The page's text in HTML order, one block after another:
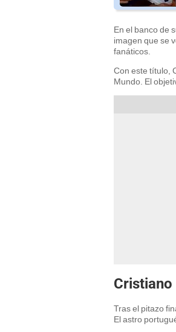
En el banco de
imagen que se
fanáticos.
Con este título,
Mundo. El
Tras el pitazo
El astro